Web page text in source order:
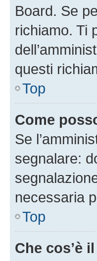
Board. Se
richiamo. Ti
questi
Top
Come
Se
segnalare:
necessaria
Top
Che cos’è